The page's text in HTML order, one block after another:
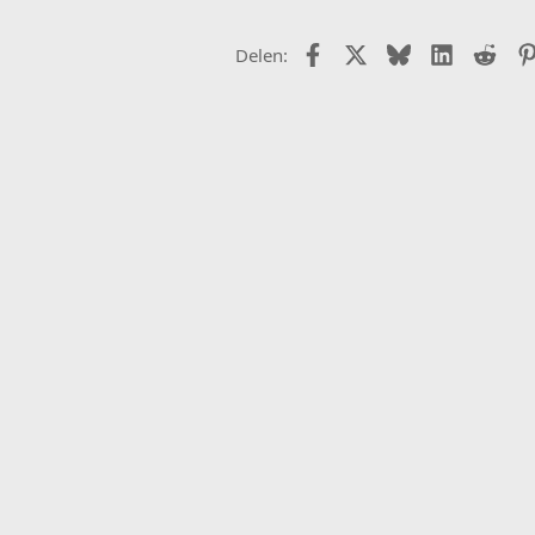
Delen: FacebookX (Twitter)
BlueskyLinkedIn